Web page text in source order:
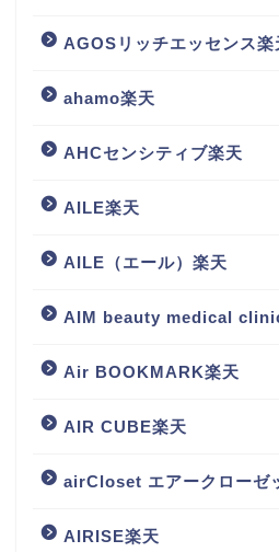
AGOSリッチエッセンス楽
ahamo楽天
AHCセンシティブ楽天
AILE楽天
AILE（エール）楽天
AIM beauty medical
Air BOOKMARK楽天
AIR CUBE楽天
airCloset エアークローゼ
AIRISE楽天